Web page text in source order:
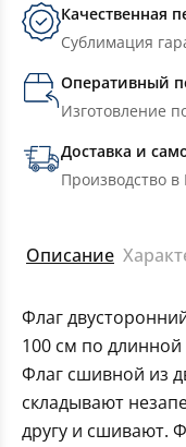
Качественная
Сублимация
Оперативный
Изготовление
Доставка и
Производство
Описание
Флаг
100 см по длинной
Флаг сшивной из
складывают
другу и сшивают.